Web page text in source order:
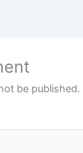
be published.